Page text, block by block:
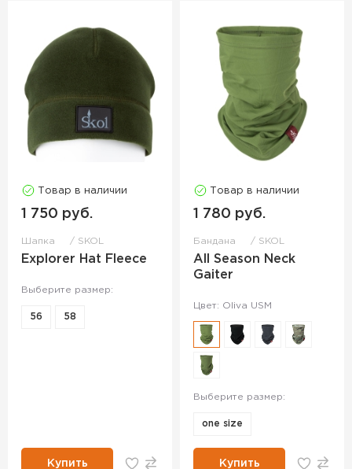
Товар в наличии
1 750 руб.
Шапка SKOL
Explorer Hat Fleece
Выберите размер:
56 58
Купить
Товар в наличии
1 780 руб.
Бандана SKOL
All Season Neck
Gaiter
Цвет: Oliva USM
Выберите размер:
one size
Купить